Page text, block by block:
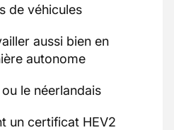
de véhicules
aussi bien en
autonome
le néerlandais
un certificat HEV2